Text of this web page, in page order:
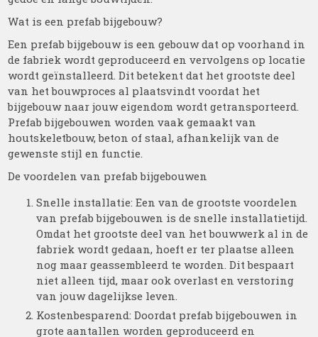
Wat is een prefab bijgebouw?
Een prefab bijgebouw is een gebouw dat op voorhand in
de fabriek wordt geproduceerd en vervolgens op locatie
wordt geïnstalleerd. Dit betekent dat het grootste deel
van het bouwproces al plaatsvindt voordat het
bijgebouw naar jouw eigendom wordt getransporteerd.
Prefab bijgebouwen worden vaak gemaakt van
houtskeletbouw, beton of staal, afhankelijk van de
gewenste stijl en functie.
De voordelen van prefab bijgebouwen
Snelle installatie: Een van de grootste voordelen
van prefab bijgebouwen is de snelle installatietijd.
Omdat het grootste deel van het bouwwerk al in de
fabriek wordt gedaan, hoeft er ter plaatse alleen
nog maar geassembleerd te worden. Dit bespaart
niet alleen tijd, maar ook overlast en verstoring
van jouw dagelijkse leven.
Kostenbesparend: Doordat prefab bijgebouwen in
grote aantallen worden geproduceerd en